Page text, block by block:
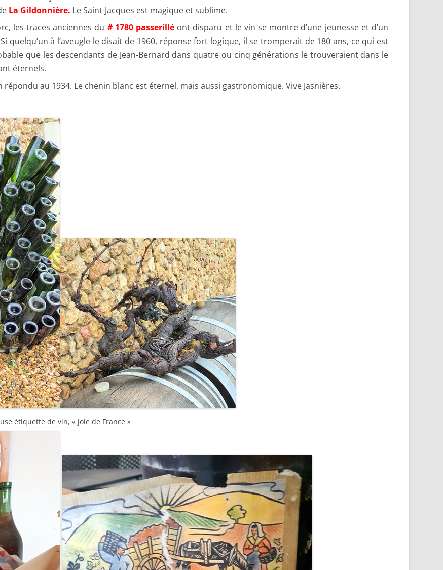
La Gildonnière. Le Saint-Jacques est magique et sublime.
les traces anciennes du # 1780 passerillé ont disparu et le vin se montre d’une jeunesse et d’un
quelqu’un à l’aveugle le disait de 1960, réponse fort logique, il se tromperait de 180 ans, ce qui est
que les descendants de Jean-Bernard dans quatre ou cinq générations le trouveraient dans le
éternels.
au 1934. Le chenin blanc est éternel, mais aussi gastronomique. Vive Jasnières.
étiquette de vin, « joie de France »